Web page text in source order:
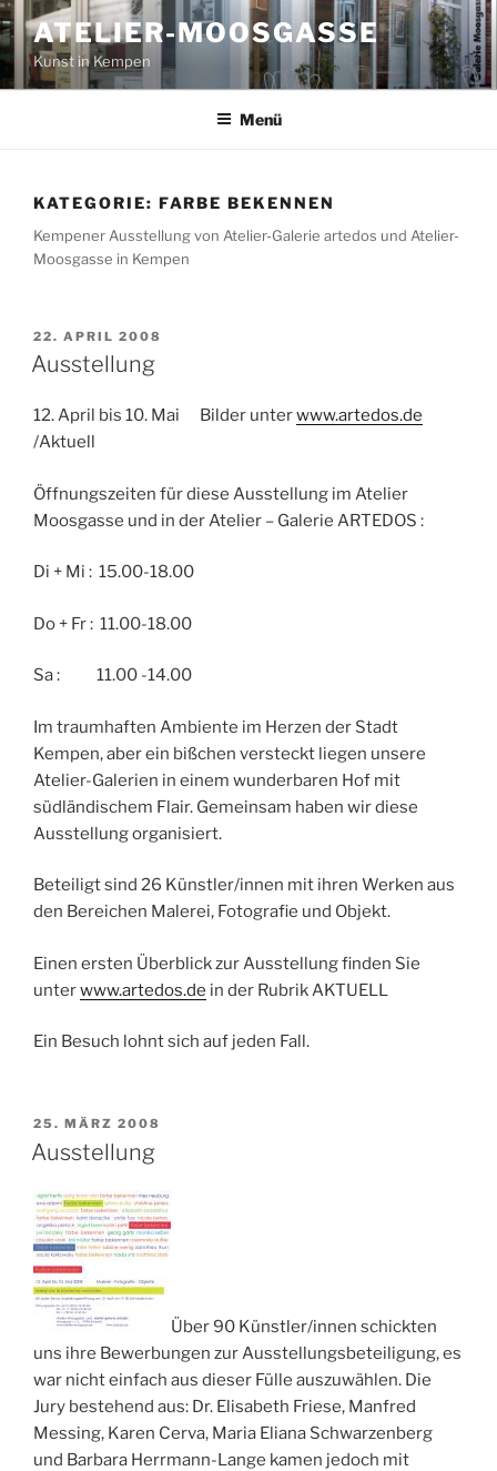
Zum
Inhalt
springen
ATELIER-MOOSGASSE
Kunst in Kempen
Menü
KATEGORIE: FARBE BEKENNEN
Kempener Ausstellung von Atelier-Galerie artedos und Atelier-
Moosgasse in Kempen
VERÖFFENTLICHT
AM
22. APRIL 2008
Ausstellung
12. April bis 10. Mai Bilder unterwww.artedos.de
/Aktuell
Öffnungszeiten für diese Ausstellung im Atelier
Moosgasse und in der Atelier – Galerie ARTEDOS :
Di + Mi : 15.00-18.00
Do + Fr : 11.00-18.00
Sa : 11.00 -14.00
Im traumhaften Ambiente im Herzen der Stadt
Kempen, aber ein bißchen versteckt liegen unsere
Atelier-Galerien in einem wunderbaren Hof mit
südländischem Flair. Gemeinsam haben wir diese
Ausstellung organisiert.
Beteiligt sind 26 Künstler/innen mit ihren Werken aus
den Bereichen Malerei, Fotografie und Objekt.
Einen ersten Überblick zur Ausstellung finden Sie
unterwww.artedos.de in der Rubrik AKTUELL
Ein Besuch lohnt sich auf jeden Fall.
VERÖFFENTLICHT
AM
25. MÄRZ 2008
Ausstellung
Über 90 Künstler/innen schickten
uns ihre Bewerbungen zur Ausstellungsbeteiligung, es
war nicht einfach aus dieser Fülle auszuwählen. Die
Jury bestehend aus: Dr. Elisabeth Friese, Manfred
Messing, Karen Cerva, Maria Eliana Schwarzenberg
und Barbara Herrmann-Lange kamen jedoch mit